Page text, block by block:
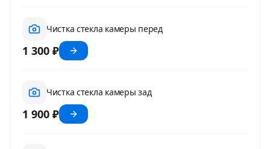
Чистка стекла камеры перед
1 300 ₽
Чистка стекла камеры зад
1 900 ₽